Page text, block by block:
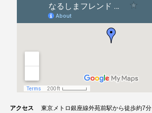
アクセス
東京メトロ銀座線外苑前駅から徒歩約7分